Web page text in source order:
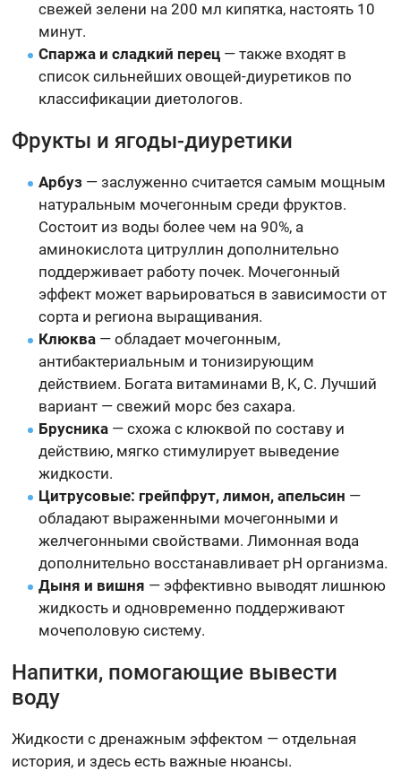
свежей зелени на 200 мл кипятка, настоять 10
минут.
Спаржа и сладкий перец — также входят в
список сильнейших овощей-диуретиков по
классификации диетологов.
Фрукты и ягоды-диуретики
Арбуз — заслуженно считается самым мощным
натуральным мочегонным среди фруктов.
Состоит из воды более чем на 90%, а
аминокислота цитруллин дополнительно
поддерживает работу почек. Мочегонный
эффект может варьироваться в зависимости от
сорта и региона выращивания.
Клюква — обладает мочегонным,
антибактериальным и тонизирующим
действием. Богата витаминами B, K, C. Лучший
вариант — свежий морс без сахара.
Брусника — схожа с клюквой по составу и
действию, мягко стимулирует выведение
жидкости.
Цитрусовые: грейпфрут, лимон, апельсин —
обладают выраженными мочегонными и
желчегонными свойствами. Лимонная вода
дополнительно восстанавливает pH организма.
Дыня и вишня — эффективно выводят лишнюю
жидкость и одновременно поддерживают
мочеполовую систему.
Напитки, помогающие вывести
воду
Жидкости с дренажным эффектом — отдельная
история, и здесь есть важные нюансы.